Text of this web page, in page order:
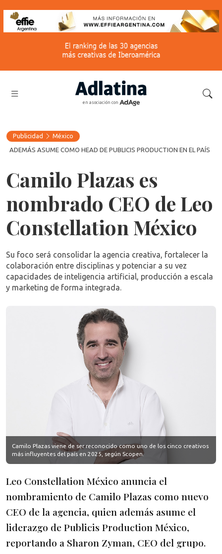
en asociación con
Publicidad
México
ADEMÁS ASUME COMO HEAD DE PUBLICIS PRODUCTION EN EL PAÍS
Camilo Plazas es
nombrado CEO de Leo
Constellation México
Su foco será consolidar la agencia creativa, fortalecer la
colaboración entre disciplinas y potenciar a su vez
capacidades de inteligencia artificial, producción a escala
y marketing de forma integrada.
Camilo Plazas viene de ser reconocido como uno de los cinco creativos
más influyentes del país en 2025, según Scopen.
Leo Constellation México anuncia el
nombramiento de Camilo Plazas como nuevo
CEO de la agencia, quien además asume el
liderazgo de Publicis Production México,
reportando a Sharon Zyman, CEO del grupo.